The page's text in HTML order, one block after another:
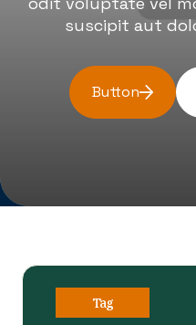
suscipit aut
Button
Tag